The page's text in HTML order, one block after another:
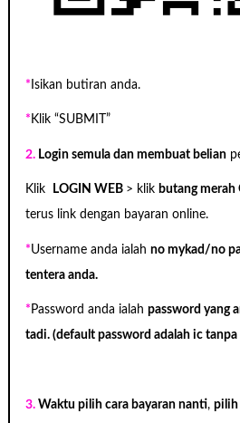
* Isikan butiran anda.
* Klik “SUBMIT”
2. Login semula dan membuat belian
Klik LOGIN WEB > klik butang
terus link dengan bayaran online.
*Username anda ialahno mykad/no
tentera anda.
* Password anda ialahpassword yang
tadi. (default password adalah ic tanpa
3.Waktu pilih cara bayaran nanti,pilih